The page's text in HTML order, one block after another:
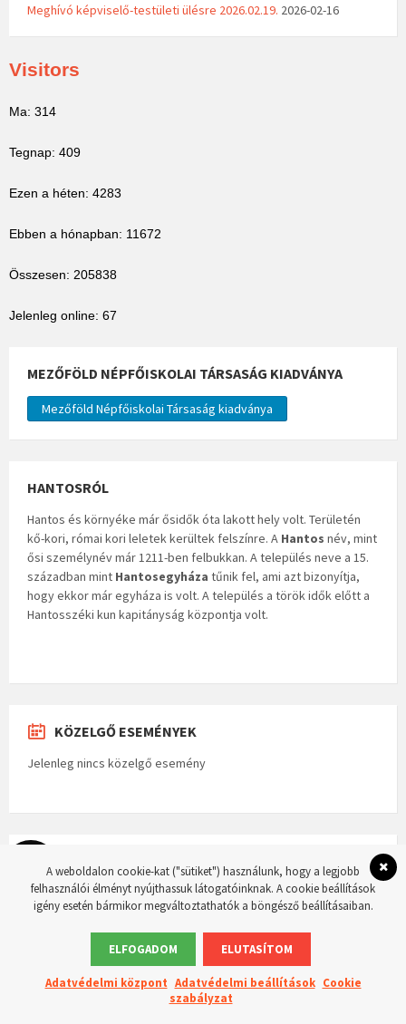
Meghívó képviselő-testületi ülésre 2026.02.19. 2026-02-16
Visitors
Ma: 314
Tegnap: 409
Ezen a héten: 4283
Ebben a hónapban: 11672
Összesen: 205838
Jelenleg online: 67
MEZŐFÖLD NÉPFŐISKOLAI TÁRSASÁG KIADVÁNYA
Mezőföld Népfőiskolai Társaság kiadványa
HANTOSRÓL
Hantos és környéke már ősidők óta lakott hely volt. Területén
kő-kori, római kori leletek kerültek felszínre. A Hantos név, mint
ősi személynév már 1211-ben felbukkan. A település neve a 15.
században mint Hantosegyháza tűnik fel, ami azt bizonyítja,
hogy ekkor már egyháza is volt. A település a török idők előtt a
Hantosszéki kun kapitányság központja volt.
KÖZELGŐ ESEMÉNYEK
Jelenleg nincs közelgő esemény
Vagyonnyilatkozatok 2026
2026-07-22
Jegyzőkönyv 2026.06.25. Rendkívüli ülésről
TOVÁBBI DOKUMENTUMOK
A weboldalon cookie-kat ("sütiket") használunk, hogy a legjobb
felhasználói élményt nyújthassuk látogatóinknak. A cookie beállítások
igény esetén bármikor megváltoztathatók a böngésző beállításaiban.
ELFOGADOM ELUTASÍTOM
Adatvédelmi központ Adatvédelmi beállítások Cookie
szabályzat